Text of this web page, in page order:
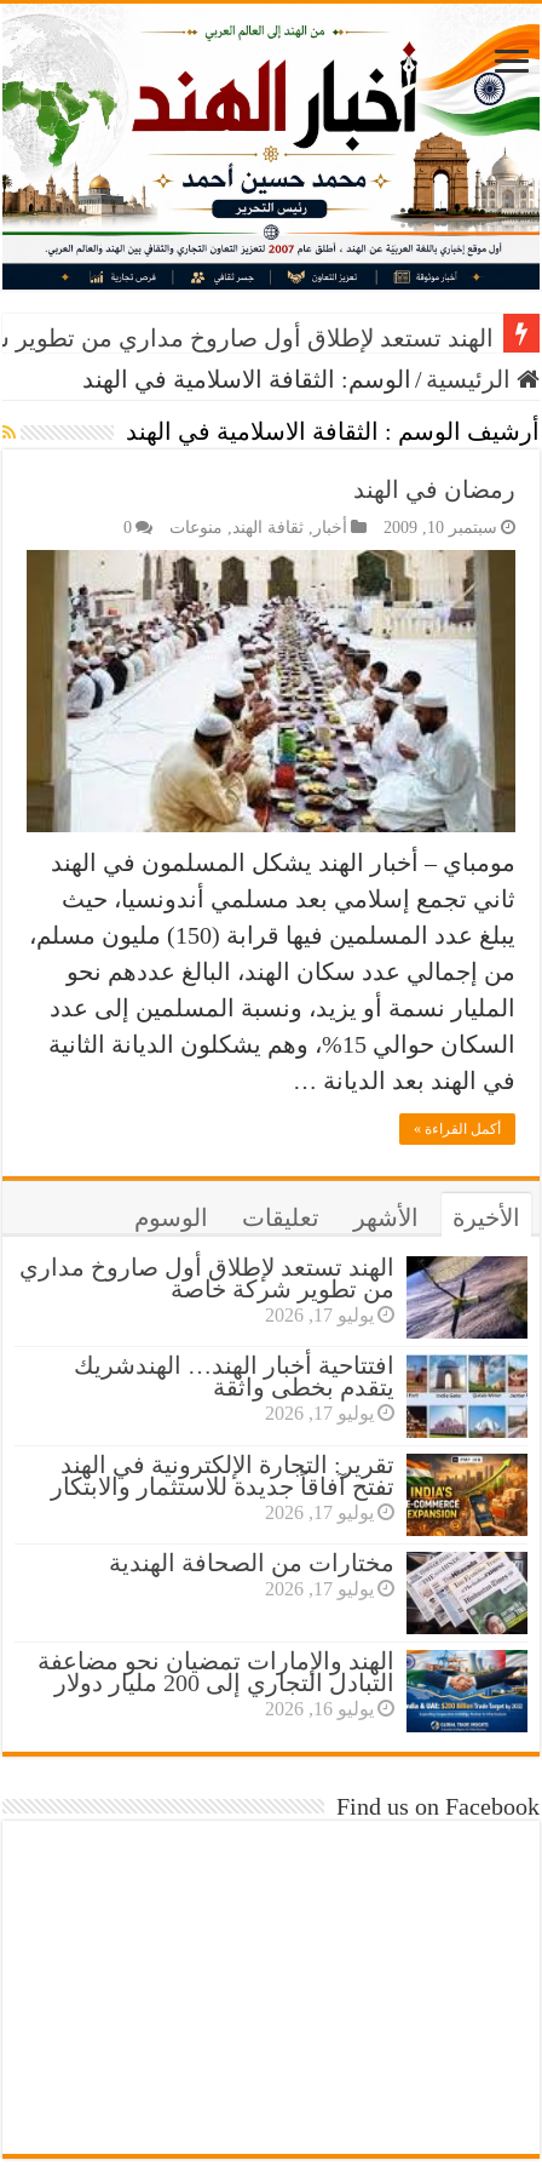
الهند تستعد لإطلاق أول صاروخ مداري من
الرئيسية/ الوسم: الثقافة الاسلامية في الهند
أرشيف الوسم : الثقافة الاسلامية في الهند
رمضان في الهند
سبتمبر 10, 2009 أخبار ,ثقافة الهند, منوعات 0
مومباي – أخبار الهند يشكل المسلمون في الهند
ثاني تجمع إسلامي بعد مسلمي أندونسيا، حيث
يبلغ عدد المسلمين فيها قرابة (150) مليون مسلم،
من إجمالي عدد سكان الهند، البالغ عددهم نحو
المليار نسمة أو يزيد، ونسبة المسلمين إلى عدد
السكان حوالي 15%، وهم يشكلون الديانة الثانية
في الهند بعد الديانة …
أكمل القراءة »
الأخيرة الأشهر تعليقات
الوسوم
الهند تستعد لإطلاق أول صاروخ مداري
من تطوير شركة خاصة
يوليو 17, 2026
افتتاحية أخبار الهند… الهندشريك
يتقدم بخطى واثقة
يوليو 17, 2026
تقرير: التجارة الإلكترونية في الهند
تفتح آفاقاً جديدة للاستثمار والابتكار
يوليو 17, 2026
مختارات من الصحافة الهندية
يوليو 17, 2026
الهند والإمارات تمضيان نحو مضاعفة
التبادل التجاري إلى 200 مليار دولار
يوليو 16, 2026
Find us on Facebook